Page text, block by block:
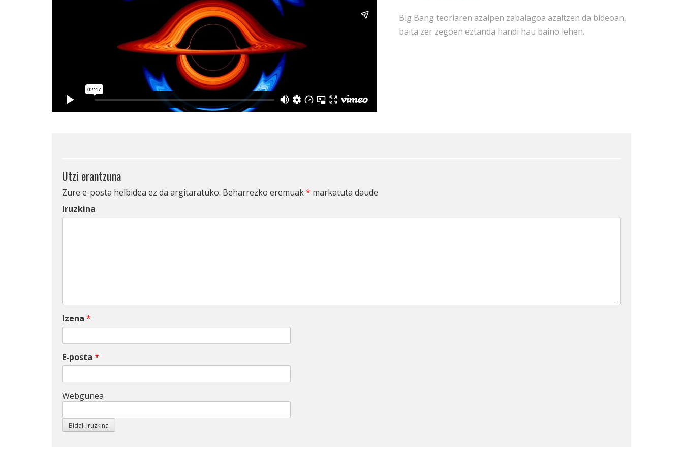
Big Bang teoriaren azalpen zabalagoa azaltzen da bideoan,
baita zer zegoen eztanda handi hau baino lehen.
Utzi erantzuna
Zure e-posta helbidea ez da argitaratuko. Beharrezko eremuak* markatuta daude
Iruzkina
Izena *
E-posta *
Webgunea